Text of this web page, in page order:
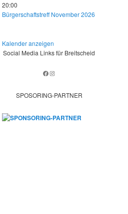
20:00
Bürgerschaftstreff November 2026
Kalender anzeigen
Social Media Links für Breitscheid
Facebook
Instagram
SPOSORING-PARTNER